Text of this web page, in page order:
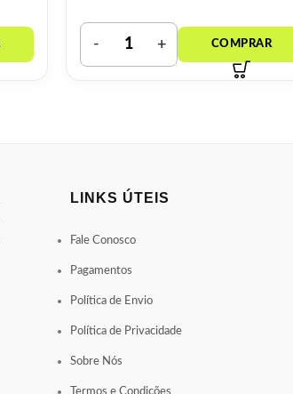
LINKS ÚTEIS
Fale Conosco
Pagamentos
Política de Envio
Política de Privacidade
Sobre Nós